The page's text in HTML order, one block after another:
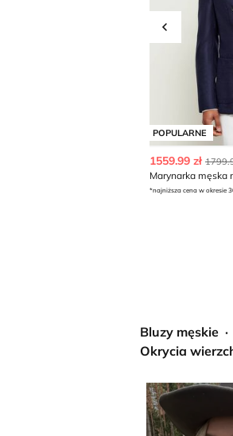
Przesuń w
POPULARNE
1559.99 zł
*najniższa cena w okresie
Bluzy męskie
Okrycia